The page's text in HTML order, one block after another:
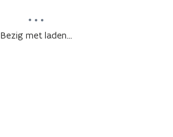
Bezig met laden...